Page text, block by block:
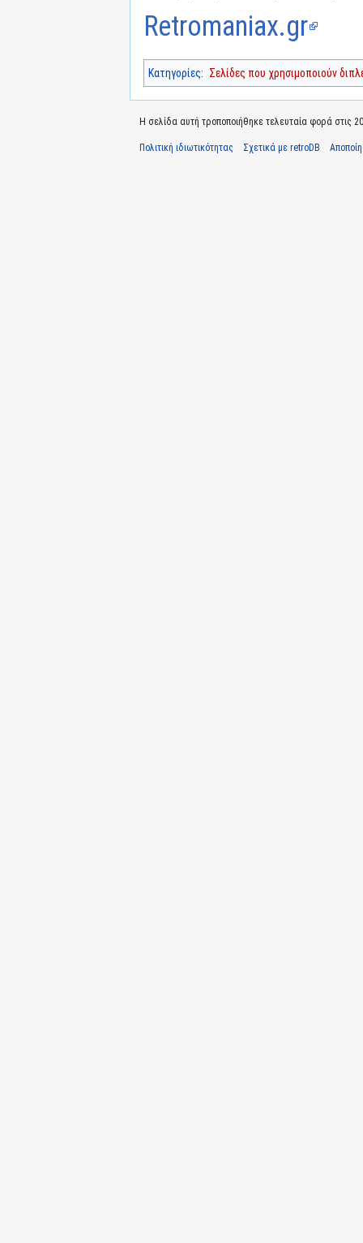
Retromaniax.gr
Κατηγορίες: Σελίδες που χρησιμοποιούν
Η σελίδα αυτή τροποποιήθηκε τελευταία φορά στις
Πολιτική ιδιωτικότητας Σχετικά με retroDB